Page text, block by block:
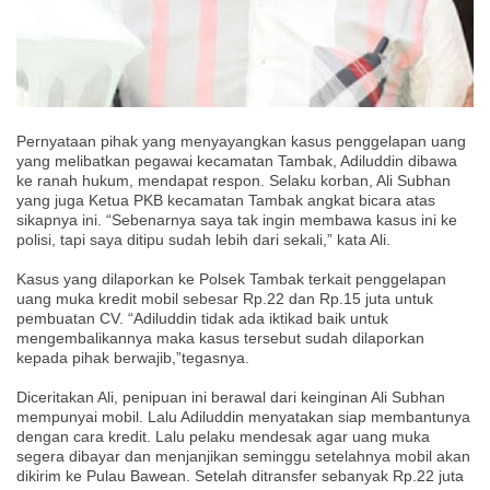
Pernyataan pihak yang menyayangkan kasus penggelapan uang
yang melibatkan pegawai kecamatan Tambak, Adiluddin dibawa
ke ranah hukum, mendapat respon. Selaku korban, Ali Subhan
yang juga Ketua PKB kecamatan Tambak angkat bicara atas
sikapnya ini. “Sebenarnya saya tak ingin membawa kasus ini ke
polisi, tapi saya ditipu sudah lebih dari sekali,” kata Ali.
Kasus yang dilaporkan ke Polsek Tambak terkait penggelapan
uang muka kredit mobil sebesar Rp.22 dan Rp.15 juta untuk
pembuatan CV. “Adiluddin tidak ada iktikad baik untuk
mengembalikannya maka kasus tersebut sudah dilaporkan
kepada pihak berwajib,”tegasnya.
Diceritakan Ali, penipuan ini berawal dari keinginan Ali Subhan
mempunyai mobil. Lalu Adiluddin menyatakan siap membantunya
dengan cara kredit. Lalu pelaku mendesak agar uang muka
segera dibayar dan menjanjikan seminggu setelahnya mobil akan
dikirim ke Pulau Bawean. Setelah ditransfer sebanyak Rp.22 juta